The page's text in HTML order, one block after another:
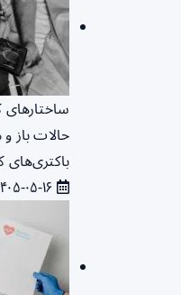
حالات باز
باکتری‌های